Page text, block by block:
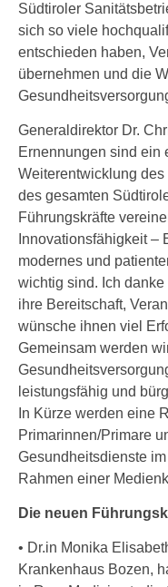
Südtiroler
sich so viele
entschieden haben,
übernehmen und die
Generaldirektor Dr.
Ernennungen sind ein
Weiterentwicklung
des gesamten
Führungskräfte
Innovationsfähigkeit –
modernes und
wichtig sind. Ich
ihre Bereitschaft,
wünsche ihnen viel
Gemeinsam werden
leistungsfähig und
In Kürze werden eine
Primarinnen/Primare
Gesundheitsdienste
Rahmen einer
Die neuen
• Dr.in Monika
Krankenhaus Bozen,